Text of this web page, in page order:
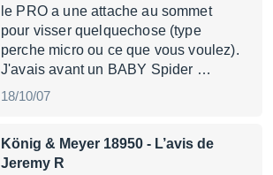
le PRO a une attache au sommet
pour visser quelquechose (type
perche micro ou ce que vous voulez).
J'avais avant un BABY Spider …
18/10/07
König & Meyer 18950 - L’avis de
Jeremy R